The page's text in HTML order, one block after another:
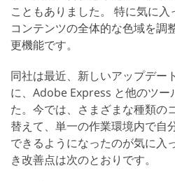
こともありました。 特に気に
コンテンツの全体的な色域を調
更機能です。
同社は最近、新しいアップデー
に、Adobe Express と他のツー
た。今では、さまざまな種類の
替えて、単一の作業環境内で自
できるようになったのが気に入
き改善点は次のとおりです。